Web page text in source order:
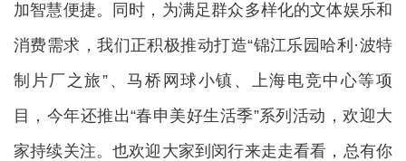
加智慧便捷。同时，为满足群众多样化的文体娱乐和
消费需求，我们正积极推动打造“锦江乐园哈利·波特
制片厂之旅”、马桥网球小镇、上海电竞中心等项
目，今年还推出“春申美好生活季”系列活动，欢迎大
家持续关注。也欢迎大家到闵行来走走看看，总有你